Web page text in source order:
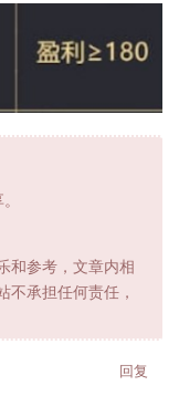
和参考，文章内相
不承担任何责任，
回复